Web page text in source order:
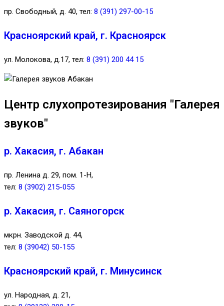
пр. Свободный, д. 40, тел: 8 (391) 297-00-15
Красноярский край, г. Красноярск
ул. Молокова, д.17, тел: 8 (391) 200 44 15
Центр слухопротезирования "Галерея
звуков"
р. Хакасия, г. Абакан
пр. Ленина д. 29, пом. 1-Н,
тел: 8 (3902) 215-055
р. Хакасия, г. Саяногорск
мкрн. Заводской д. 44,
тел: 8 (39042) 50-155
Красноярский край, г. Минусинск
ул. Народная, д. 21,